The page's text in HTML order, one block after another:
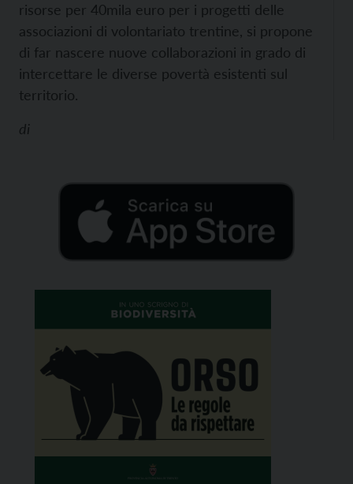
risorse per 40mila euro per i progetti delle
associazioni di volontariato trentine, si propone
di far nascere nuove collaborazioni in grado di
intercettare le diverse povertà esistenti sul
territorio.
di